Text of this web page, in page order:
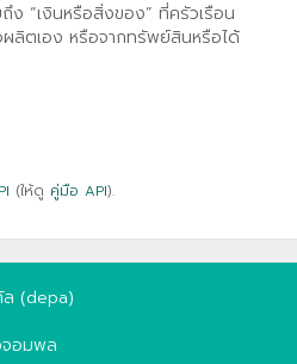
ง “เงินหรือสิ่งของ” ที่ครัวเรือน
ผลิตเอง หรือจากทรัพย์สินหรือได้
(ให้ดู คู่มือ API).
ล (depa)
อมพล